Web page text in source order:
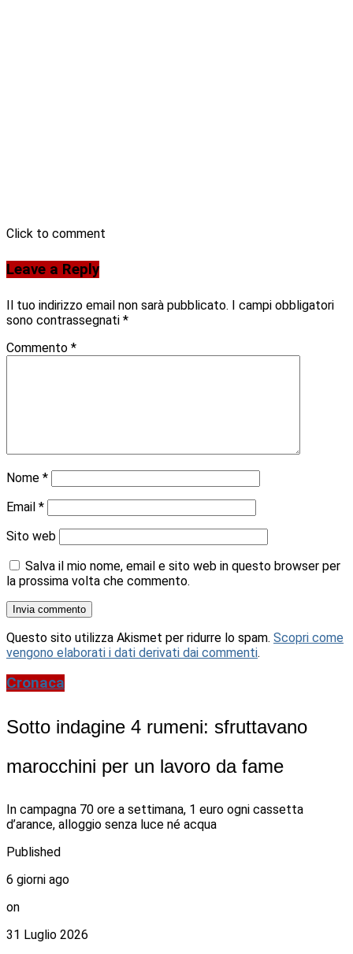
Click to comment
Leave a Reply
Il tuo indirizzo email non sarà pubblicato. I campi obbligatori
sono contrassegnati *
Commento *
Nome *
Email *
Sito web
Salva il mio nome, email e sito web in questo browser per
la prossima volta che commento.
Questo sito utilizza Akismet per ridurre lo spam. Scopri come
vengono elaborati i dati derivati dai commenti.
Cronaca
Sotto indagine 4 rumeni: sfruttavano
marocchini per un lavoro da fame
In campagna 70 ore a settimana, 1 euro ogni cassetta
d’arance, alloggio senza luce né acqua
Published
6 giorni ago
on
31 Luglio 2026